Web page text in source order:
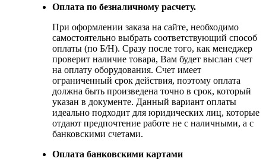
Оплата по безналичному расчету.
При оформлении заказа на сайте, необходимо
самостоятельно выбрать соответствующий способ
оплаты (по Б/Н). Сразу после того, как менеджер
проверит наличие товара, Вам будет выслан счет
на оплату оборудования. Счет имеет
ограниченный срок действия, поэтому оплата
должна быть произведена точно в срок, который
указан в документе. Данный вариант оплаты
идеально подходит для юридических лиц, которые
отдают предпочтение работе не с наличными, а с
банковскими счетами.
Оплата банковскими картами